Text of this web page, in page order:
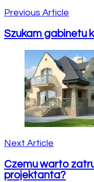
Previous Article
Szukam gabinetu
Next Article
Czemu warto
projektanta?